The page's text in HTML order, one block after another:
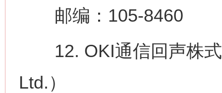
邮编：105-8460
12. OKI通信回声株式
Ltd.）